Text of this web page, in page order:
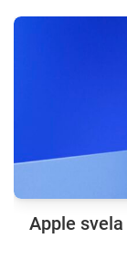
Apple